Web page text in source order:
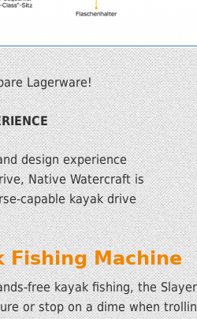
Lagerware!
design experience
Native Watercraft is
capable kayak drive
Fishing Machine
free kayak fishing, the
or stop on a dime when